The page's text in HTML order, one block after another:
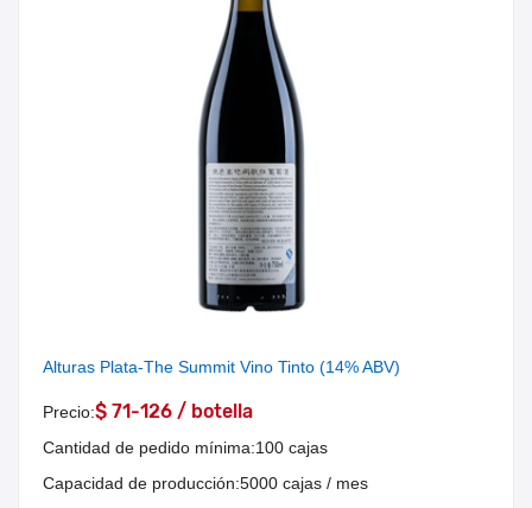
Alturas Plata-The Summit Vino Tinto (14% ABV)
Precio:$ 71-126 / botella
Cantidad de pedido mínima:100 cajas
Capacidad de producción:5000 cajas / mes